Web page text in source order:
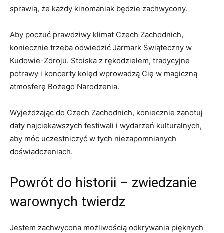
sprawią, że każdy kinomaniak będzie zachwycony.
Aby poczuć prawdziwy klimat Czech Zachodnich,
koniecznie ‌trzeba odwiedzić Jarmark Świąteczny w​
Kudowie-Zdroju. Stoiska z rękodziełem, tradycyjne
potrawy i koncerty kolęd wprowadzą Cię w magiczną
atmosferę Bożego ‍Narodzenia.
Wyjeżdżając do Czech Zachodnich,​ koniecznie zanotuj
daty najciekawszych festiwali⁢ i wydarzeń⁢ kulturalnych,
aby ​móc uczestniczyć w tych niezapomnianych
doświadczeniach.
Powrót do historii – ⁢zwiedzanie
warownych ‍twierdz
Jestem zachwycona możliwością​ odkrywania pięknych